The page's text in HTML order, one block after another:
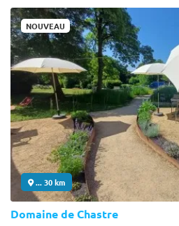
NOUVEAU
... 30 km
Domaine de Chastre